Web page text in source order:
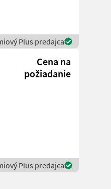
Plus predajca
Cena na
požiadanie
Plus predajca